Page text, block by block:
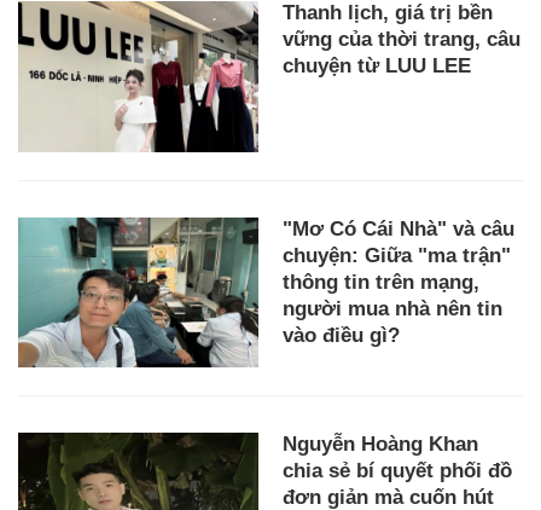
Thanh lịch, giá trị bền
vững của thời trang, câu
chuyện từ LUU LEE
"Mơ Có Cái Nhà" và câu
chuyện: Giữa "ma trận"
thông tin trên mạng,
người mua nhà nên tin
vào điều gì?
Nguyễn Hoàng Khan
chia sẻ bí quyết phối đồ
đơn giản mà cuốn hút